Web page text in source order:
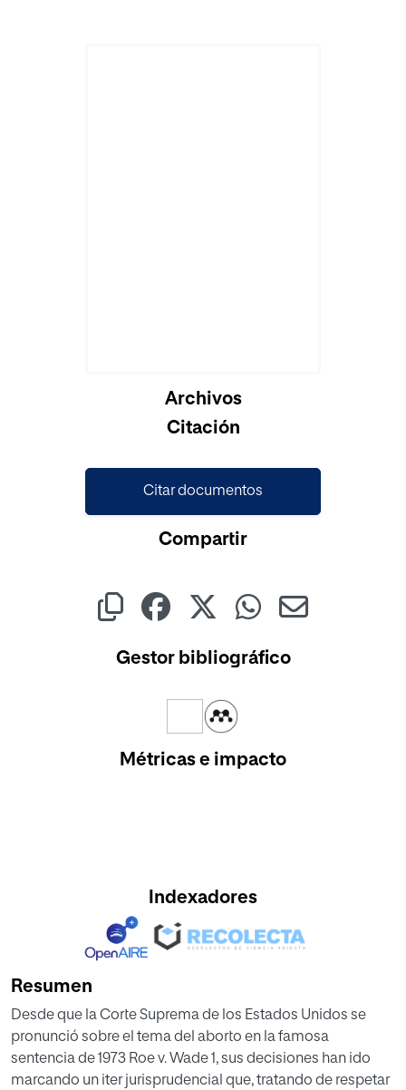
Archivos
Citación
Citar documentos
Compartir
Gestor bibliográfico
Métricas e impacto
Indexadores
Resumen
Desde que la Corte Suprema de los Estados Unidos se
pronunció sobre el tema del aborto en la famosa
sentencia de 1973 Roe v. Wade 1, sus decisiones han ido
marcando un iter jurisprudencial que, tratando de respetar